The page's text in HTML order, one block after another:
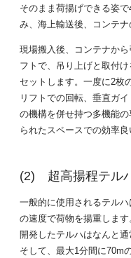
そのまま荷揚げできる姿で
み、海上輸送後、コンテナ
現場搬入後、コンテナか
フトで、吊り上げと取付
セットします。一度に2枚
リフトでの回転、垂直ガ
の機構を併せ持つ多機能
られたスペースでの効率
超高揚程テル
一般的に使用されるテル
の速度で荷物を揚重します
開発したテルハはなんと通
そして、最大1分間に70m